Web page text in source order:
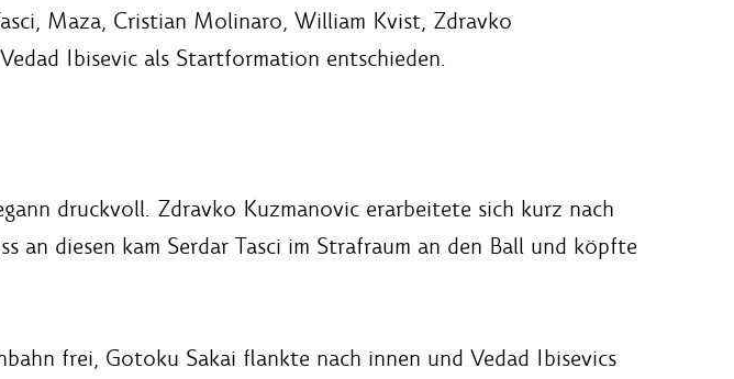
Maza, Cristian Molinaro, William Kvist, Zdravko
Ibisevic als Startformation entschieden.
druckvoll. Zdravko Kuzmanovic erarbeitete sich kurz nach
an diesen kam Serdar Tasci im Strafraum an den Ball und köpfte
frei, Gotoku Sakai flankte nach innen und Vedad Ibisevics